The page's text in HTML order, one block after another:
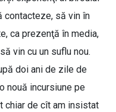
contacteze, să vin în
ca prezenţă în media,
vin cu un suflu nou.
doi ani de zile de
nouă incursiune pe
chiar de cît am insistat